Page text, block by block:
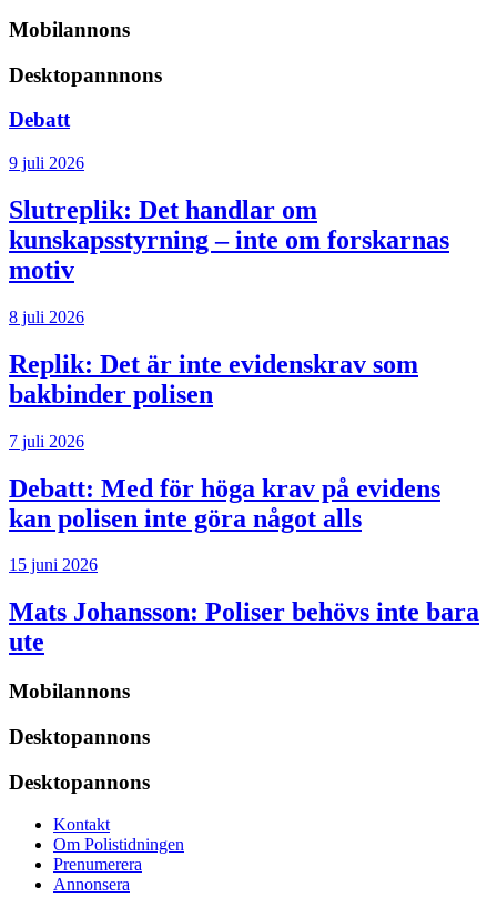
Mobilannons
Desktopannnons
Debatt
9 juli 2026
Slutreplik: Det handlar om
kunskapsstyrning – inte om forskarnas
motiv
8 juli 2026
Replik: Det är inte evidenskrav som
bakbinder polisen
7 juli 2026
Debatt: Med för höga krav på evidens
kan polisen inte göra något alls
15 juni 2026
Mats Johansson: Poliser behövs inte bara
ute
Mobilannons
Desktopannons
Desktopannons
Kontakt
Om Polistidningen
Prenumerera
Annonsera